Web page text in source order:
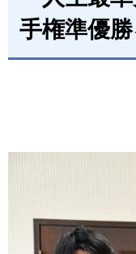
手権準優